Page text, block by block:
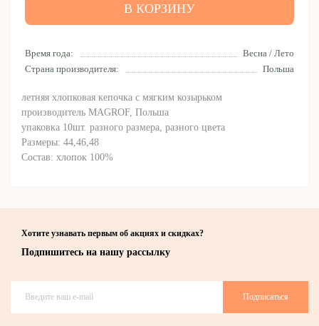
Время года:
Весна / Лето
Страна производителя:
Польша
летняя хлопковая кепочка с мягким козырьком
производитель MAGROF, Польша
упаковка 10шт. разного размера, разного цвета
Размеры: 44,46,48
Состав: хлопок 100%
В КОРЗИНУ
Хотите узнавать первым об акциях и скидках?
Подпишитесь на нашу рассылку
Подписаться